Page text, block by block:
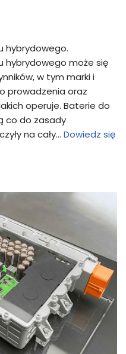
hybrydowego.
hybrydowego może się
w tym marki i
prowadzenia oraz
operuje. Baterie do
co do zasady
na cały… Dowiedz się